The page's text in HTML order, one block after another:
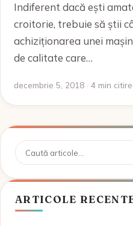
Indiferent dacă ești
croitorie, trebuie să știi
achiziționarea unei
de calitate care…
decembrie 5, 2018 · 4 min citire
Caută
ARTICOLE